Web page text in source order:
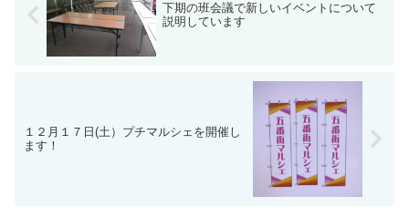
下期の班会議で新しいイベントについて
説明しています
１２月１７日(土）プチマルシェを開催し
ます！